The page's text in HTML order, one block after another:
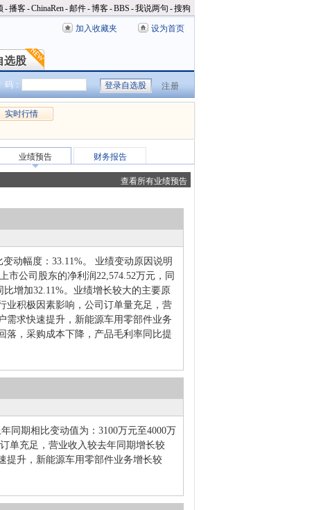
-播客-ChinaRen-邮件-博客-BBS -我说两句 -搜狗
加入收藏夹 设为首页
选股
选股
码： 注册
实时行情
业绩预告 财务报告
查看所有业绩预告
动幅度：33.11%。 业绩变动原因说明
市公司股东的净利润22,574.52万元，同
增加32.11%。业绩增长较大的主要原
业积极因素影响，公司订单量充足，营
需求快速提升，新能源车用零部件业务
落，采购成本下降，产品毛利率同比提
同期相比变动值为：3100万元至4000万
单充足，营业收入较去年同期增长较
提升，新能源车用零部件业务增长较